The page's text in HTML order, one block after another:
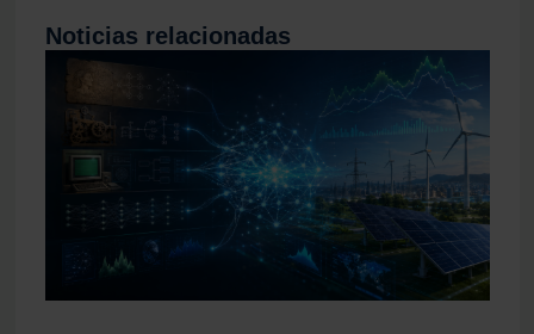
nuestros partners de redes sociales, publicidad y análisis
web, quienes pueden combinarla con otra información
que les haya proporcionado o que hayan recopilado a
partir del uso que haya hecho de sus servicios.
Noticias relacionadas